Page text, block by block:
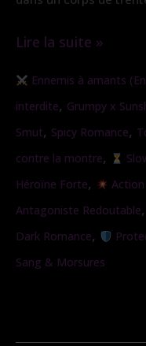
(Nouvelle
Lire la suite »
Ennemis à amants
interdite, Grumpy x
Smut, Spicy Romance,
contre la montre,
Héroïne Forte,
Antagoniste Redoutable,
Dark Romance,
Sang & Morsures